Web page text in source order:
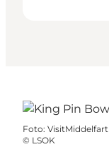
Foto: VisitMiddelfart
© LSOK